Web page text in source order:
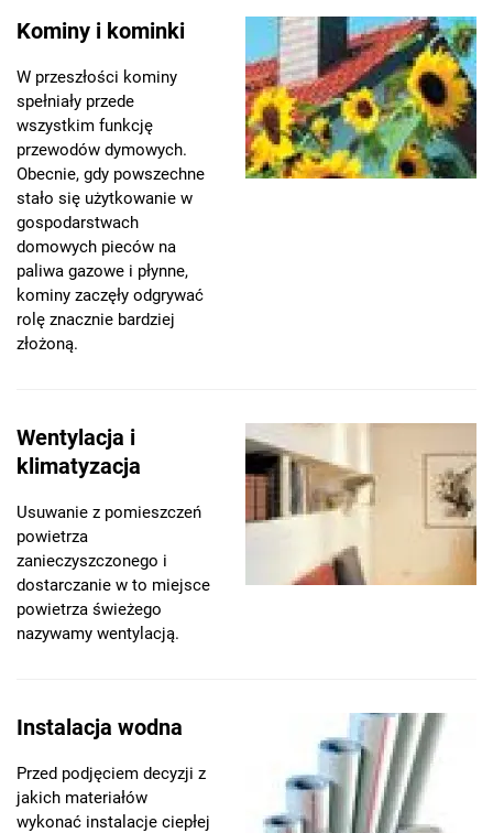
Kominy i kominki
W przeszłości kominy
spełniały przede
wszystkim funkcję
przewodów dymowych.
Obecnie, gdy powszechne
stało się użytkowanie w
gospodarstwach
domowych pieców na
paliwa gazowe i płynne,
kominy zaczęły odgrywać
rolę znacznie bardziej
złożoną.
Wentylacja i
klimatyzacja
Usuwanie z pomieszczeń
powietrza
zanieczyszczonego i
dostarczanie w to miejsce
powietrza świeżego
nazywamy wentylacją.
Instalacja wodna
Przed podjęciem decyzji z
jakich materiałów
wykonać instalacje ciepłej